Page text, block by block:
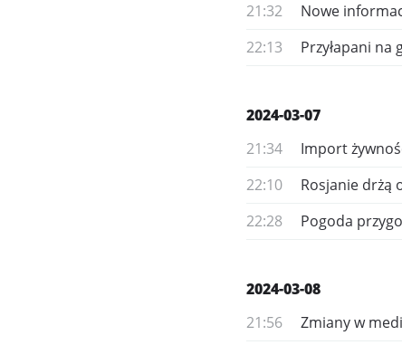
21:32
Nowe
22:13
Przyłapani na
2024-03-07
21:34
Import
22:10
Rosjanie drżą
22:28
Pogoda
2024-03-08
21:56
Zmiany w